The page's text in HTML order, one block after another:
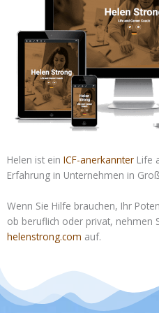
Helen ist ein ICF-anerkannter Life
Erfahrung in Unternehmen in
Wenn Sie Hilfe brauchen, Ihr
ob beruflich oder privat, nehmen
helenstrong.com auf.